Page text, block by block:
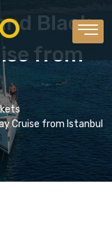
Black
from
Cruise from Istanbul